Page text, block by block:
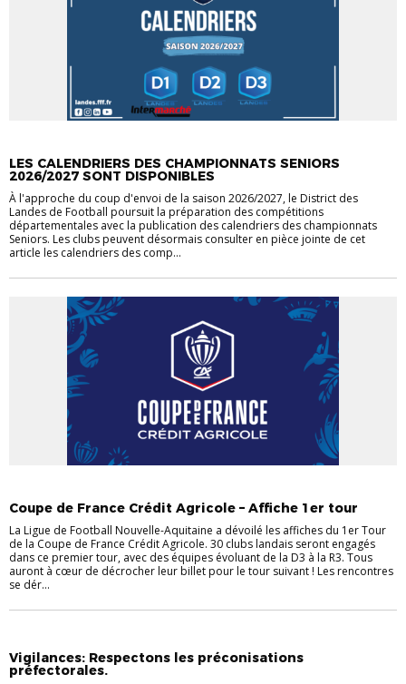
LES CALENDRIERS DES CHAMPIONNATS SENIORS
2026/2027 SONT DISPONIBLES
À l'approche du coup d'envoi de la saison 2026/2027, le District des
Landes de Football poursuit la préparation des compétitions
départementales avec la publication des calendriers des championnats
Seniors. Les clubs peuvent désormais consulter en pièce jointe de cet
article les calendriers des comp...
Coupe de France Crédit Agricole – Affiche 1er tour
La Ligue de Football Nouvelle-Aquitaine a dévoilé les affiches du 1er Tour
de la Coupe de France Crédit Agricole. 30 clubs landais seront engagés
dans ce premier tour, avec des équipes évoluant de la D3 à la R3. Tous
auront à cœur de décrocher leur billet pour le tour suivant ! Les rencontres
se dér...
Vigilances: Respectons les préconisations
préfectorales.